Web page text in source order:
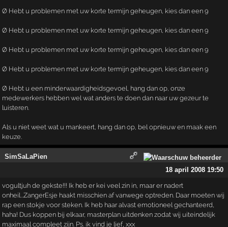
Ø Hebt u problemen met uw korte termijn geheugen, kies dan een 9
Ø Hebt u problemen met uw korte termijn geheugen, kies dan een 9
Ø Hebt u problemen met uw korte termijn geheugen, kies dan een 9
Ø Hebt u problemen met uw korte termijn geheugen, kies dan een 9
Ø Hebt u een minderwaardigheidsgevoel, hang dan op, onze
medewerkers hebben wel wat anders te doen dan naar uw gezeur te
luisteren.
Als u niet weet wat u mankeert, hang dan op, bel opnieuw en maak een
keuze.
SimSaLaPien
18 april 2008 19:50
vogultjuh de gekste!!! Ik heb er kei veel zin in, maar er nadert
onheil...ZangerEsje haakt misschien af vanwege optreden. Daar moeten wij
rap een stokje voor steken. Ik heb haar alvast emotioneel gechanteerd,
haha! Dus koppen bij elkaar, masterplan uitdenken zodat wij uiteindelijk
maximaal compleet zijn. Ps. ik vind je lief, xxx